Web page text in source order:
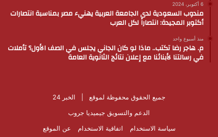
6 أكتوبر، 2024
مندوب السعودية لدى الجامعة العربية يهنيء مصر بمناسبة انتصارات
أكتوبر المجيدة: انتصاراً لكل العرب
منذ أسبوع واحد
م. هاجر رضا تكتب.. ماذا لو كان الجاني يجلس في الصف الأول؟ تأملات
في رسالتنا لأبنائنا مع إعلان نتائج الثانوية العامة
جميع الحقوق محفوظة لموقع | الخبر 24
الدعم والتسويق جيميديا جروب
سياسة الاستخدام
اتفاقية الاستخدام عن الموقع